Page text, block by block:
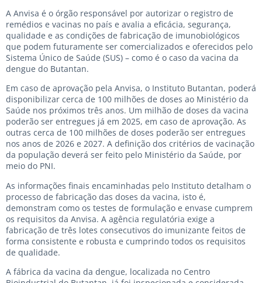
A Anvisa é o órgão responsável por autorizar o registro de
remédios e vacinas no país e avalia a eficácia, segurança,
qualidade e as condições de fabricação de imunobiológicos
que podem futuramente ser comercializados e oferecidos pelo
Sistema Único de Saúde (SUS) – como é o caso da vacina da
dengue do Butantan.
Em caso de aprovação pela Anvisa, o Instituto Butantan, poderá
disponibilizar cerca de 100 milhões de doses ao Ministério da
Saúde nos próximos três anos. Um milhão de doses da vacina
poderão ser entregues já em 2025, em caso de aprovação. As
outras cerca de 100 milhões de doses poderão ser entregues
nos anos de 2026 e 2027. A definição dos critérios de vacinação
da população deverá ser feito pelo Ministério da Saúde, por
meio do PNI.
As informações finais encaminhadas pelo Instituto detalham o
processo de fabricação das doses da vacina, isto é,
demonstram como os testes de formulação e envase cumprem
os requisitos da Anvisa. A agência regulatória exige a
fabricação de três lotes consecutivos do imunizante feitos de
forma consistente e robusta e cumprindo todos os requisitos
de qualidade.
A fábrica da vacina da dengue, localizada no Centro